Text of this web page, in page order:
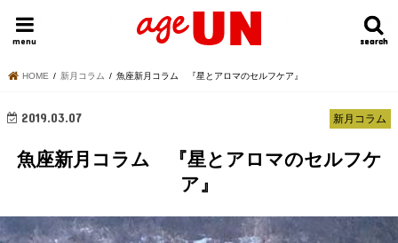
search
search
menu
HOME 今日の運勢ランキング 明日の運勢ランキング 今週の運勢
HOME 新月コラム 魚座新月コラム 『星とアロマのセルフケア』
新月コラム
2019.03.07
魚座新月コラム 『星とアロマのセルフケ
ア』